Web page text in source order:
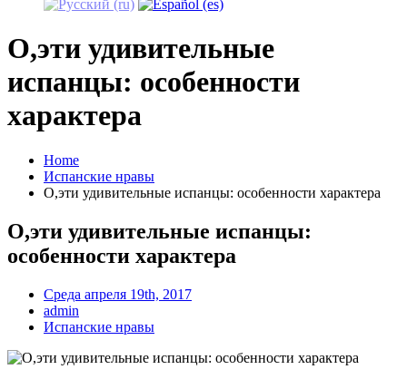
О,эти удивительные
испанцы: особенности
характера
Home
Испанские нравы
О,эти удивительные испанцы: особенности характера
О,эти удивительные испанцы:
особенности характера
Среда апреля 19th, 2017
admin
Испанские нравы